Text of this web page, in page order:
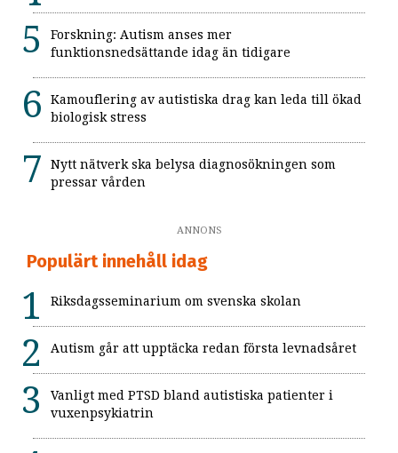
Forskning: Autism anses mer
funktionsnedsättande idag än tidigare
Kamouflering av autistiska drag kan leda till ökad
biologisk stress
Nytt nätverk ska belysa diagnosökningen som
pressar vården
ANNONS
Populärt innehåll idag
Riksdagsseminarium om svenska skolan
Autism går att upptäcka redan första levnadsåret
Vanligt med PTSD bland autistiska patienter i
vuxenpsykiatrin